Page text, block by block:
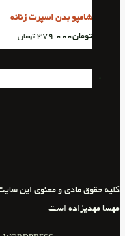
شامپو بدن اسپرت زنانه
تومان379.000 تومان
مهسا مهدیزاده است